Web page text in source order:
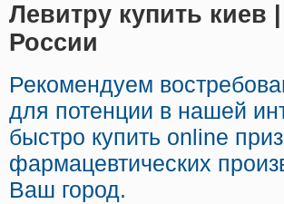
Левитру купить киев
России
Рекомендуем
для потенции в нашей
быстро купить online
фармацевтических
Ваш город.